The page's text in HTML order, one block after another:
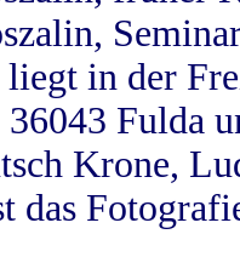
in der
Fulda
Krone,
das